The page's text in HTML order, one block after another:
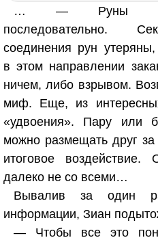
… — Руны
последовательно.
соединения рун
в этом направлении
ничем, либо взрывом.
миф. Еще, из
«удвоения». Пару или
можно размещать друг
итоговое воздействие.
далеко не со всеми…
Вывалив за один
информации, Зиан
— Чтобы все это